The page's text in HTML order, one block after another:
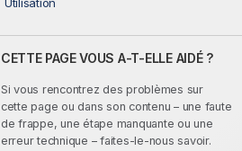
CETTE PAGE VOUS A-T-ELLE AIDÉ ?
Si vous rencontrez des problèmes sur
cette page ou dans son contenu – une faute
de frappe, une étape manquante ou une
erreur technique – faites-le-nous savoir.